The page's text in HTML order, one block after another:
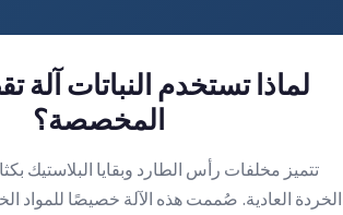
لماذا تستخدم النباتات آلة
المخصصة؟
تتميز مخلفات رأس الطارد وبقايا البلاستيك
الخردة العادية. صُممت هذه الآلة خصيصًا للمواد